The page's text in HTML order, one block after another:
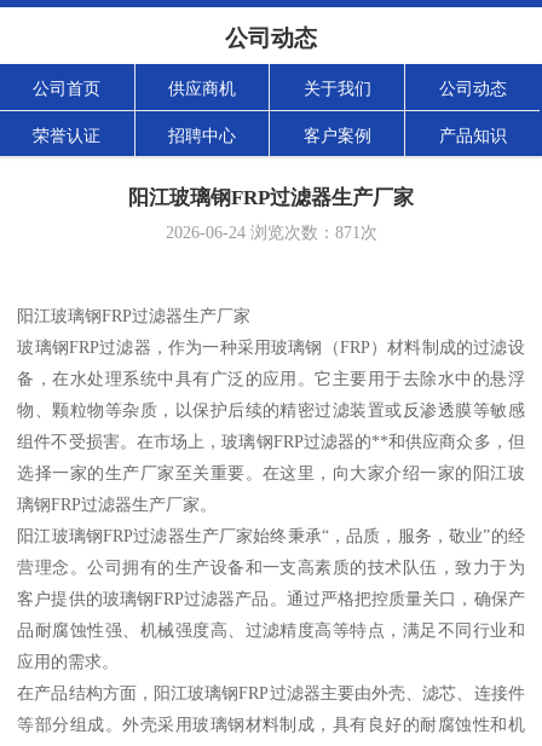
公司动态
公司首页 供应商机 关于我们 公司动态
荣誉认证 招聘中心 客户案例 产品知识
阳江玻璃钢FRP过滤器生产厂家
2026-06-24浏览次数： 871次
阳江玻璃钢FRP过滤器生产厂家
玻璃钢FRP过滤器，作为一种采用玻璃钢（FRP）材料制成的过滤设
备，在水处理系统中具有广泛的应用。它主要用于去除水中的悬浮
物、颗粒物等杂质，以保护后续的精密过滤装置或反渗透膜等敏感
组件不受损害。在市场上，玻璃钢FRP过滤器的**和供应商众多，但
选择一家的生产厂家至关重要。在这里，向大家介绍一家的阳江玻
璃钢FRP过滤器生产厂家。
阳江玻璃钢FRP过滤器生产厂家始终秉承“，品质，服务，敬业”的经
营理念。公司拥有的生产设备和一支高素质的技术队伍，致力于为
客户提供的玻璃钢FRP过滤器产品。通过严格把控质量关口，确保产
品耐腐蚀性强、机械强度高、过滤精度高等特点，满足不同行业和
应用的需求。
在产品结构方面，阳江玻璃钢FRP过滤器主要由外壳、滤芯、连接件
等部分组成。外壳采用玻璃钢材料制成，具有良好的耐腐蚀性和机